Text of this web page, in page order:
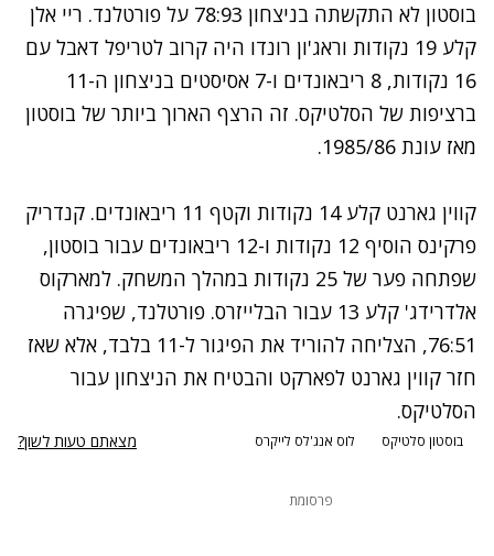
בוסטון לא התקשתה בניצחון 78:93 על פורטלנד. ריי אלן
קלע 19 נקודות וראג'ון רונדו היה קרוב לטריפל דאבל עם
16 נקודות, 8 ריבאונדים ו-7 אסיסטים בניצחון ה-11
ברציפות של הסלטיקס. זה הרצף הארוך ביותר של בוסטון
מאז עונת 1985/86.
קווין גארנט קלע 14 נקודות וקטף 11 ריבאונדים. קנדריק
פרקינס הוסיף 12 נקודות ו-12 ריבאונדים עבור בוסטון,
שפתחה פער של 25 נקודות במהלך המשחק. למארקוס
אלדרידג' קלע 13 עבור הבלייזרס. פורטלנד, שפיגרה
76:51, הצליחה להוריד את הפיגור ל-11 בלבד, אלא שאז
חזר קווין גארנט לפארקט והבטיח את הניצחון עבור
הסלטיקס.
בוסטון סלטיקס לוס אנג'לס לייקרס מצאתם טעות לשון?
פרסומת